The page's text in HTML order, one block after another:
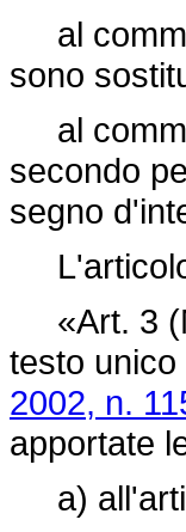
al
sono
al
secondo
segno
L'articolo
«Art. 3
testo unico
2002, n.
apportate
a)